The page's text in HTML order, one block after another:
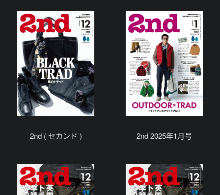
2nd ( セカンド ) 2nd 2025年1月号